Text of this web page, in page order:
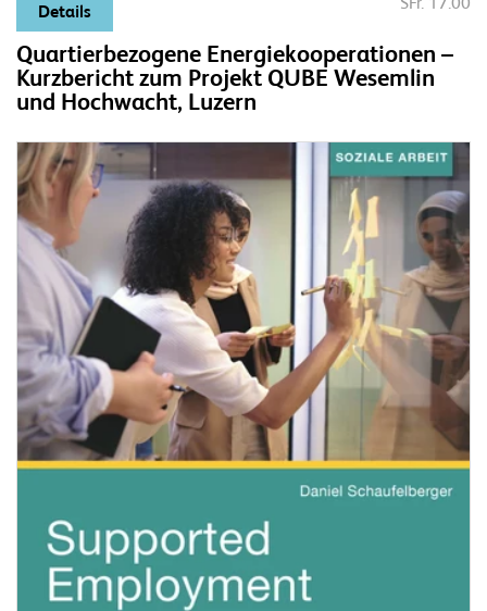
Details
Quartierbezogene Energiekooperationen –
Kurzbericht zum Projekt QUBE Wesemlin
und Hochwacht, Luzern